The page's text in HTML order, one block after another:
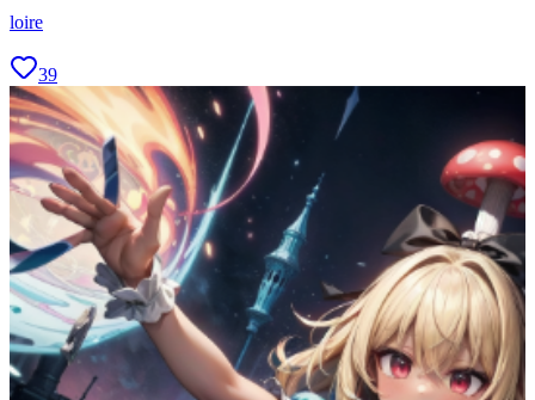
loire
39